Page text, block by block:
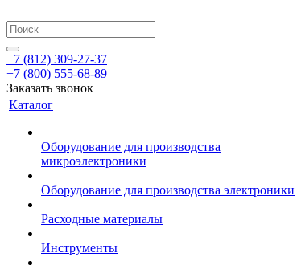
+7 (812) 309-27-37
+7 (800) 555-68-89
Заказать звонок
Каталог
Оборудование для производства
микроэлектроники
Оборудование для производства электроники
Расходные материалы
Инструменты